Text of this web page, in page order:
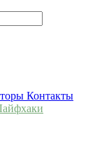
Контакты